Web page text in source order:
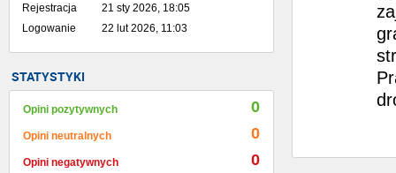
Rejestracja
21 sty 2026, 18:05
Logowanie
22 lut 2026, 11:03
STATYSTYKI
Opini pozytywnych 0
Opini neutralnych 0
Opini negatywnych 0